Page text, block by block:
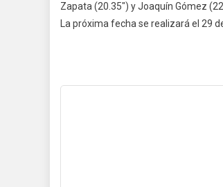
Zapata (20.35″) y Joaquín Gómez
La próxima fecha se realizará el 29